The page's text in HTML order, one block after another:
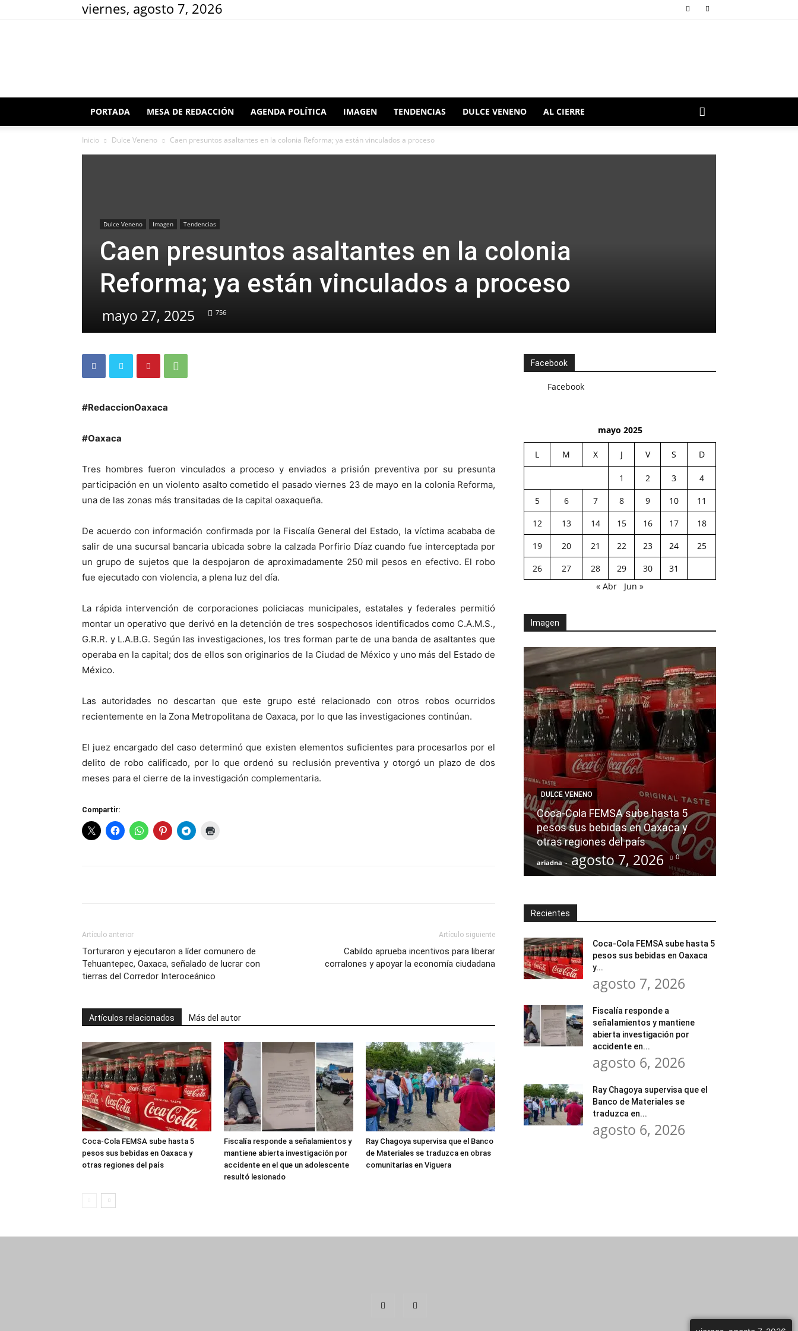
viernes, agosto 7, 2026
Redacción
PORTADA MESA DE REDACCIÓN AGENDA POLÍTICA IMAGEN TENDENCIAS DULCE VENENO AL CIERRE
Inicio Dulce Veneno Caen presuntos asaltantes en la colonia Reforma; ya están vinculados a proceso
Dulce Veneno Imagen Tendencias
Caen presuntos asaltantes en la colonia
Reforma; ya están vinculados a proceso
mayo 27, 2025 756
#RedaccionOaxaca
#Oaxaca
Tres hombres fueron vinculados a proceso y enviados a prisión preventiva por su presunta
participación en un violento asalto cometido el pasado viernes 23 de mayo en la colonia Reforma,
una de las zonas más transitadas de la capital oaxaqueña.
De acuerdo con información confirmada por la Fiscalía General del Estado, la víctima acababa de
salir de una sucursal bancaria ubicada sobre la calzada Porfirio Díaz cuando fue interceptada por
un grupo de sujetos que la despojaron de aproximadamente 250 mil pesos en efectivo. El robo
fue ejecutado con violencia, a plena luz del día.
La rápida intervención de corporaciones policiacas municipales, estatales y federales permitió
montar un operativo que derivó en la detención de tres sospechosos identificados como C.A.M.S.,
G.R.R. y L.A.B.G. Según las investigaciones, los tres forman parte de una banda de asaltantes que
operaba en la capital; dos de ellos son originarios de la Ciudad de México y uno más del Estado de
México.
Las autoridades no descartan que este grupo esté relacionado con otros robos ocurridos
recientemente en la Zona Metropolitana de Oaxaca, por lo que las investigaciones continúan.
El juez encargado del caso determinó que existen elementos suficientes para procesarlos por el
delito de robo calificado, por lo que ordenó su reclusión preventiva y otorgó un plazo de dos
meses para el cierre de la investigación complementaria.
Compartir:
Artículo anterior
Torturaron y ejecutaron a líder comunero de
Tehuantepec, Oaxaca, señalado de lucrar con
tierras del Corredor Interoceánico
Artículo siguiente
Cabildo aprueba incentivos para liberar
corralones y apoyar la economía ciudadana
Artículos relacionados Más del autor
Coca-Cola FEMSA sube hasta 5
pesos sus bebidas en Oaxaca y
otras regiones del país
Fiscalía responde a señalamientos y
mantiene abierta investigación por
accidente en el que un adolescente
resultó lesionado
Ray Chagoya supervisa que el Banco
de Materiales se traduzca en obras
comunitarias en Viguera
Facebook
Facebook
mayo 2025
L M X J V S D
1 2 3
4
5
6 7 8 9 10
11
12
13 14 15 16 17
18
19
20 21 22 23 24
25
26
27 28 29 30
31
« Abr
Jun »
Imagen
DULCE VENENO
Coca-Cola FEMSA sube hasta 5
pesos sus bebidas en Oaxaca y
otras regiones del país
ariadna - agosto 7, 2026 0
Recientes
Coca-Cola FEMSA sube hasta 5
pesos sus bebidas en Oaxaca
y...
agosto 7, 2026
Fiscalía responde a
señalamientos y mantiene
abierta investigación por
accidente en...
agosto 6, 2026
Ray Chagoya supervisa que el
Banco de Materiales se
traduzca en...
agosto 6, 2026